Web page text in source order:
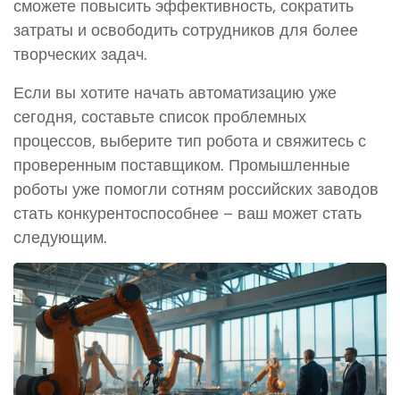
сможете повысить эффективность, сократить
затраты и освободить сотрудников для более
творческих задач.
Если вы хотите начать автоматизацию уже
сегодня, составьте список проблемных
процессов, выберите тип робота и свяжитесь с
проверенным поставщиком. Промышленные
роботы уже помогли сотням российских заводов
стать конкурентоспособнее – ваш может стать
следующим.